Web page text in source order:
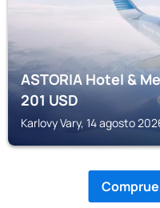
ASTORIA Hotel &
201USD
Karlovy Vary, 14 agosto